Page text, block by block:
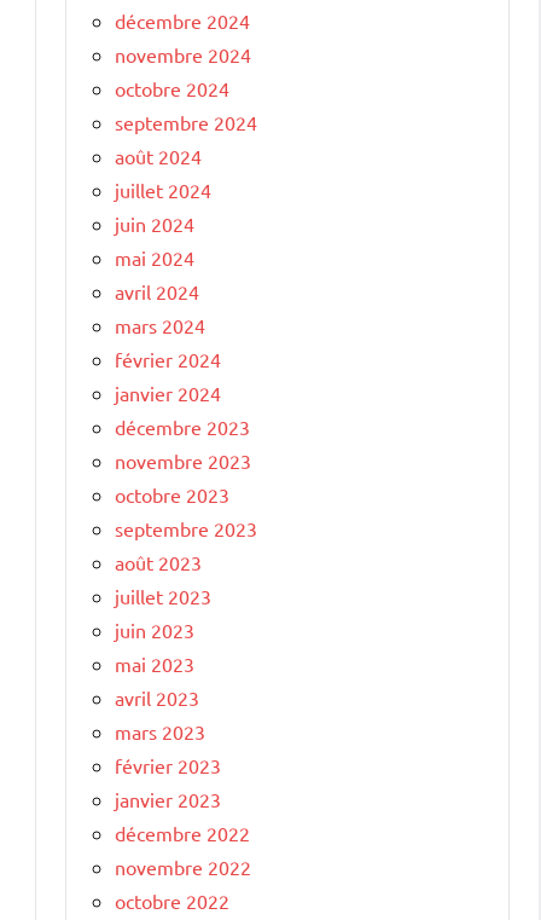
décembre 2024
novembre 2024
octobre 2024
septembre 2024
août 2024
juillet 2024
juin 2024
mai 2024
avril 2024
mars 2024
février 2024
janvier 2024
décembre 2023
novembre 2023
octobre 2023
septembre 2023
août 2023
juillet 2023
juin 2023
mai 2023
avril 2023
mars 2023
février 2023
janvier 2023
décembre 2022
novembre 2022
octobre 2022